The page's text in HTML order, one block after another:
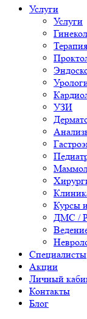
Услуги
Услуги
Терапия
УЗИ
Курсы
ДМС /
Специалисты
Акции
Личный
Контакты
Блог